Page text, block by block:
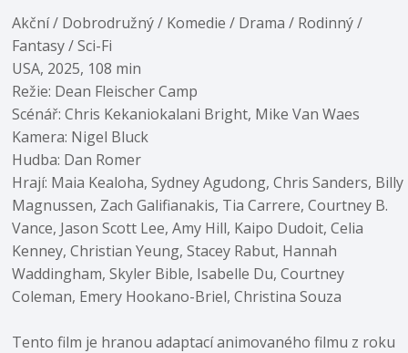
Akční / Dobrodružný / Komedie / Drama / Rodinný /
Fantasy / Sci-Fi
USA, 2025, 108 min
Režie: Dean Fleischer Camp
Scénář: Chris Kekaniokalani Bright, Mike Van Waes
Kamera: Nigel Bluck
Hudba: Dan Romer
Hrají: Maia Kealoha, Sydney Agudong, Chris Sanders, Billy
Magnussen, Zach Galifianakis, Tia Carrere, Courtney B.
Vance, Jason Scott Lee, Amy Hill, Kaipo Dudoit, Celia
Kenney, Christian Yeung, Stacey Rabut, Hannah
Waddingham, Skyler Bible, Isabelle Du, Courtney
Coleman, Emery Hookano-Briel, Christina Souza
Tento film je hranou adaptací animovaného filmu z roku